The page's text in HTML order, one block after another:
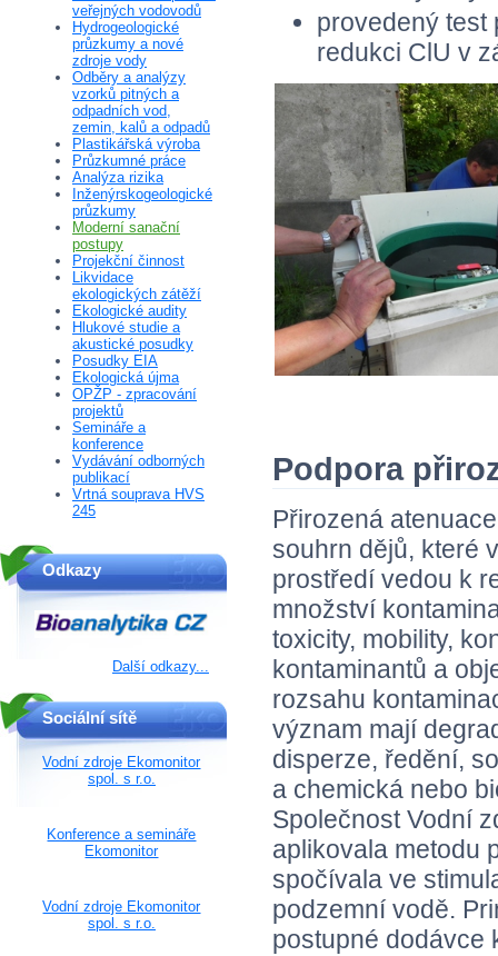
provedený test
redukci ClU v
Podpora
Přirozená
souhrn dějů, které
prostředí vedou k
množství
toxicity, mobility,
kontaminantů a
rozsahu
význam mají
disperze, ředění,
a chemická nebo
Společnost Vodní
aplikovala metodu
spočívala ve
podzemní vodě.
postupné dodávce
veřejných vodovodů
Hydrogeologické
průzkumy a nové
zdroje vody
Odběry a analýzy
vzorků pitných a
odpadních vod,
zemin, kalů a odpadů
Plastikářská výroba
Průzkumné práce
Analýza rizika
Inženýrskogeologické
průzkumy
Moderní sanační
postupy
Projekční činnost
Likvidace
ekologických zátěží
Ekologické audity
Hlukové studie a
akustické posudky
Posudky EIA
Ekologická újma
OPŽP - zpracování
projektů
Semináře a
konference
Vydávání odborných
publikací
Vrtná souprava HVS
245
Odkazy
Další odkazy...
Sociální sítě
Vodní zdroje Ekomonitor
spol. s r.o.
Konference a semináře
Ekomonitor
Vodní zdroje Ekomonitor
spol. s r.o.